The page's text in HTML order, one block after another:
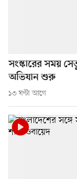
সংস্কারের সময়
অভিযান শুরু
১৩ ঘণ্টা আগে